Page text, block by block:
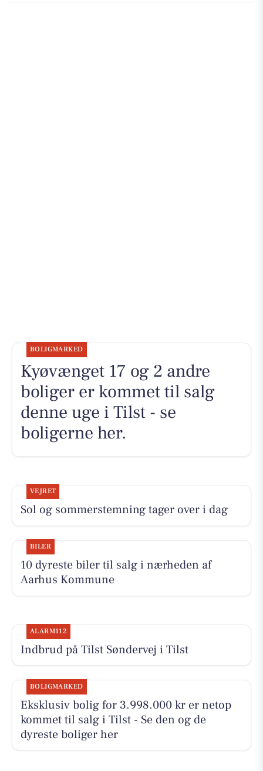
BOLIGMARKED
Kyøvænget 17 og 2 andre
boliger er kommet til salg
denne uge i Tilst - se
boligerne her.
VEJRET
Sol og sommerstemning tager over i dag
BILER
10 dyreste biler til salg i nærheden af
Aarhus Kommune
ALARM112
Indbrud på Tilst Søndervej i Tilst
BOLIGMARKED
Eksklusiv bolig for 3.998.000 kr er netop
kommet til salg i Tilst - Se den og de
dyreste boliger her